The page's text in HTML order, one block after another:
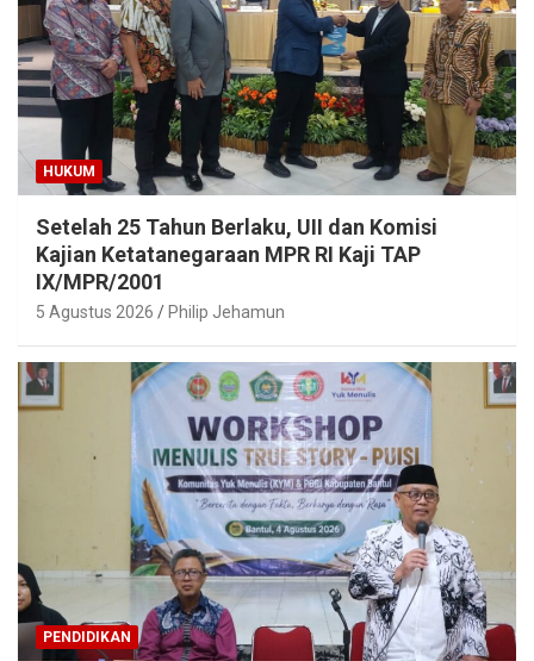
HUKUM
Setelah 25 Tahun Berlaku, UII dan Komisi
Kajian Ketatanegaraan MPR RI Kaji TAP
IX/MPR/2001
5 Agustus 2026 Philip Jehamun
PENDIDIKAN